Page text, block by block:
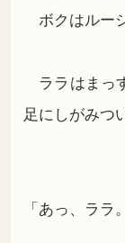
ボクはルー
ララはまっ
足にしがみつ
「あっ、ラ